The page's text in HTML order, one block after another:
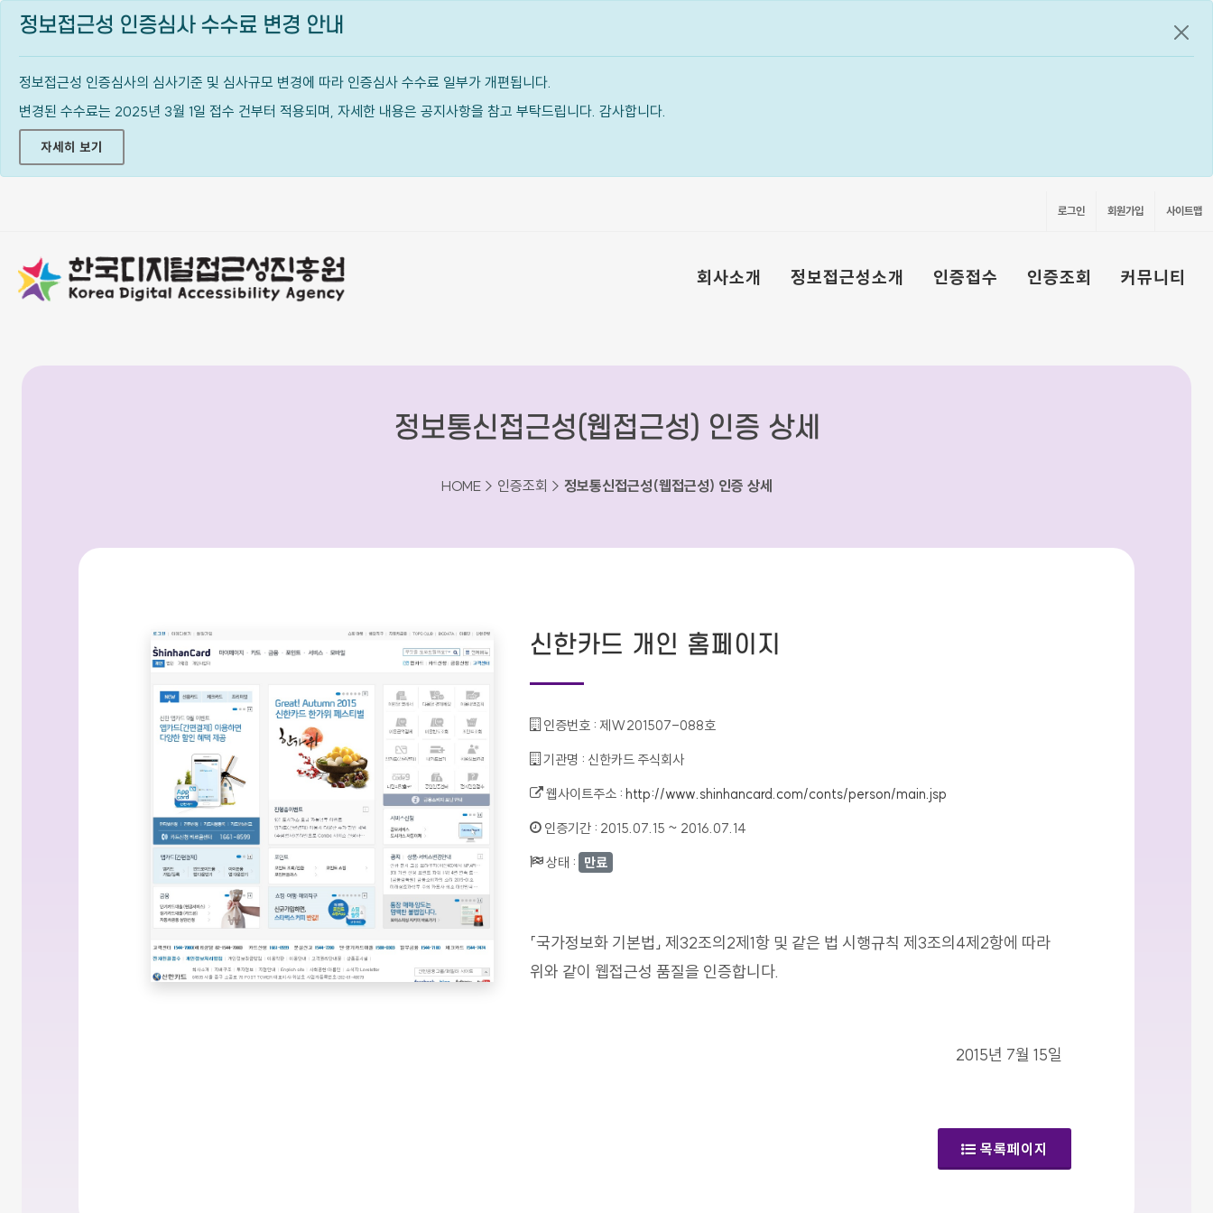
정보접근성 인증심사 수수료 변경 안내
정보접근성 인증심사의 심사기준 및 심사규모 변경에 따라 인증심사 수수료 일부가 개편됩니다.
변경된 수수료는 2025년 3월 1일 접수 건부터 적용되며, 자세한 내용은 공지사항을 참고 부탁드립니다. 감사합니다.
자세히 보기
공지
로그인 회원가입 사이트맵
회사소개 정보접근성소개 인증접수 인증조회 커뮤니티
정보통신접근성(웹접근성) 인증 상세
HOME > 인증조회 > 정보통신접근성(웹접근성) 인증 상세
신한카드 개인 홈페이지
인증번호 :제W201507-088호
기관명 : 신한카드 주식회사
웹사이트주소 :http://www.shinhancard.com/conts/person/main.jsp
인증기간 : 2015.07.15 ~ 2016.07.14
상태 : 만료
「국가정보화 기본법」 제32조의2제1항 및 같은 법 시행규칙 제3조의4제2항에 따라
위와 같이 웹접근성 품질을 인증합니다.
2015년 7월 15일
목록페이지